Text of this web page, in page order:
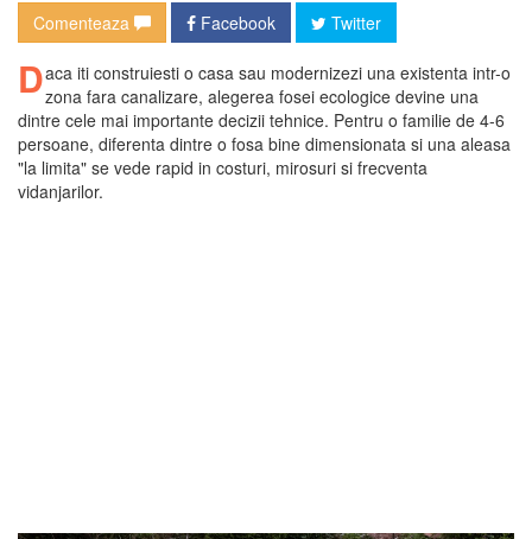
Comenteaza Facebook Twitter
Daca iti construiesti o casa sau modernizezi una existenta intr-o
zona fara canalizare, alegerea fosei ecologice devine una
dintre cele mai importante decizii tehnice. Pentru o familie de 4-6
persoane, diferenta dintre o fosa bine dimensionata si una aleasa
"la limita" se vede rapid in costuri, mirosuri si frecventa
vidanjarilor.